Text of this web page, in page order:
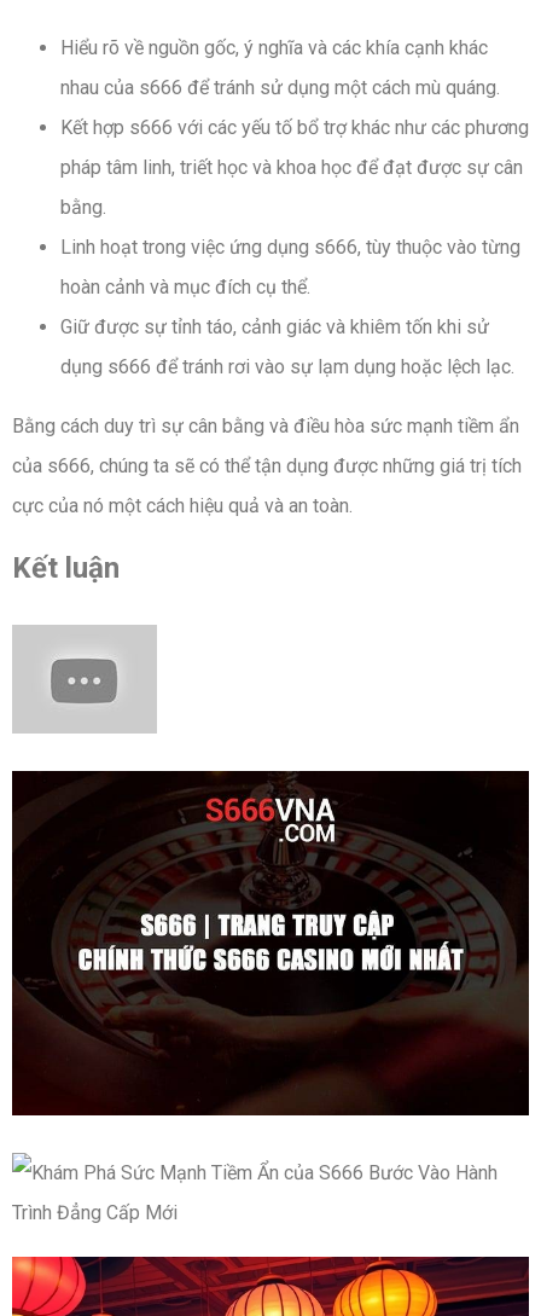
Hiểu rõ về nguồn gốc, ý nghĩa và các khía cạnh khác
nhau của s666 để tránh sử dụng một cách mù quáng.
Kết hợp s666 với các yếu tố bổ trợ khác như các phương
pháp tâm linh, triết học và khoa học để đạt được sự cân
bằng.
Linh hoạt trong việc ứng dụng s666, tùy thuộc vào từng
hoàn cảnh và mục đích cụ thể.
Giữ được sự tỉnh táo, cảnh giác và khiêm tốn khi sử
dụng s666 để tránh rơi vào sự lạm dụng hoặc lệch lạc.
Bằng cách duy trì sự cân bằng và điều hòa sức mạnh tiềm ẩn
của s666, chúng ta sẽ có thể tận dụng được những giá trị tích
cực của nó một cách hiệu quả và an toàn.
Kết luận